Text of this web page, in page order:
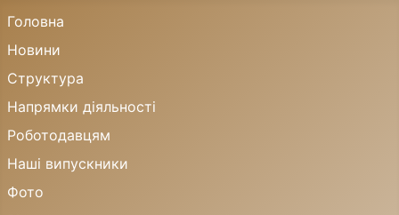
Головна
Новини
Структура
Напрямки діяльності
Роботодавцям
Наші випускники
Фото